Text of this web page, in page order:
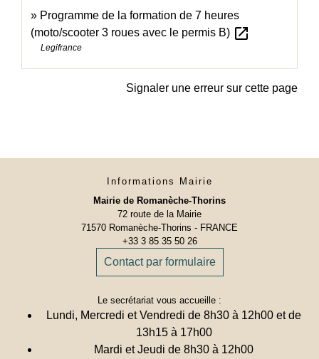
Programme de la formation de 7 heures
(moto/scooter 3 roues avec le permis B) open_in_new
Legifrance
Signaler une erreur sur cette page
Informations Mairie
Mairie de Romanèche-Thorins
72 route de la Mairie
71570 Romanèche-Thorins - FRANCE
+33 3 85 35 50 26
Contact par formulaire
Le secrétariat vous accueille :
Lundi, Mercredi et Vendredi de 8h30 à 12h00 et de
13h15 à 17h00
Mardi et Jeudi de 8h30 à 12h00